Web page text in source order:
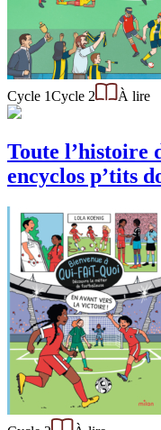
Cycle 1Cycle 2 À lire
Toute l’histoire
encyclos p’tits